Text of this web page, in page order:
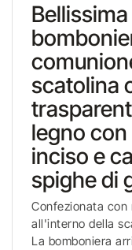
scatolina
legno
inciso e
spighe di
Confezionata
all'interno della
La bomboniera